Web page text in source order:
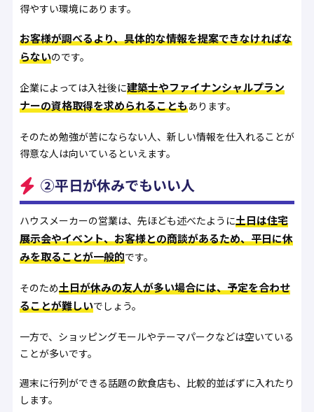
得やすい環境にあります。
お客様が調べるより、具体的な情報を提案できなければな
らないのです。
企業によっては入社後に建築士やファイナンシャルプラン
ナーの資格取得を求められることもあります。
そのため勉強が苦にならない人、新しい情報を仕入れることが
得意な人は向いているといえます。
②平日が休みでもいい人
ハウスメーカーの営業は、先ほども述べたように土日は住宅
展示会やイベント、お客様との商談があるため、平日に休
みを取ることが一般的です。
そのため土日が休みの友人が多い場合には、予定を合わせ
ることが難しいでしょう。
一方で、ショッピングモールやテーマパークなどは空いている
ことが多いです。
週末に行列ができる話題の飲食店も、比較的並ばずに入れたり
します。